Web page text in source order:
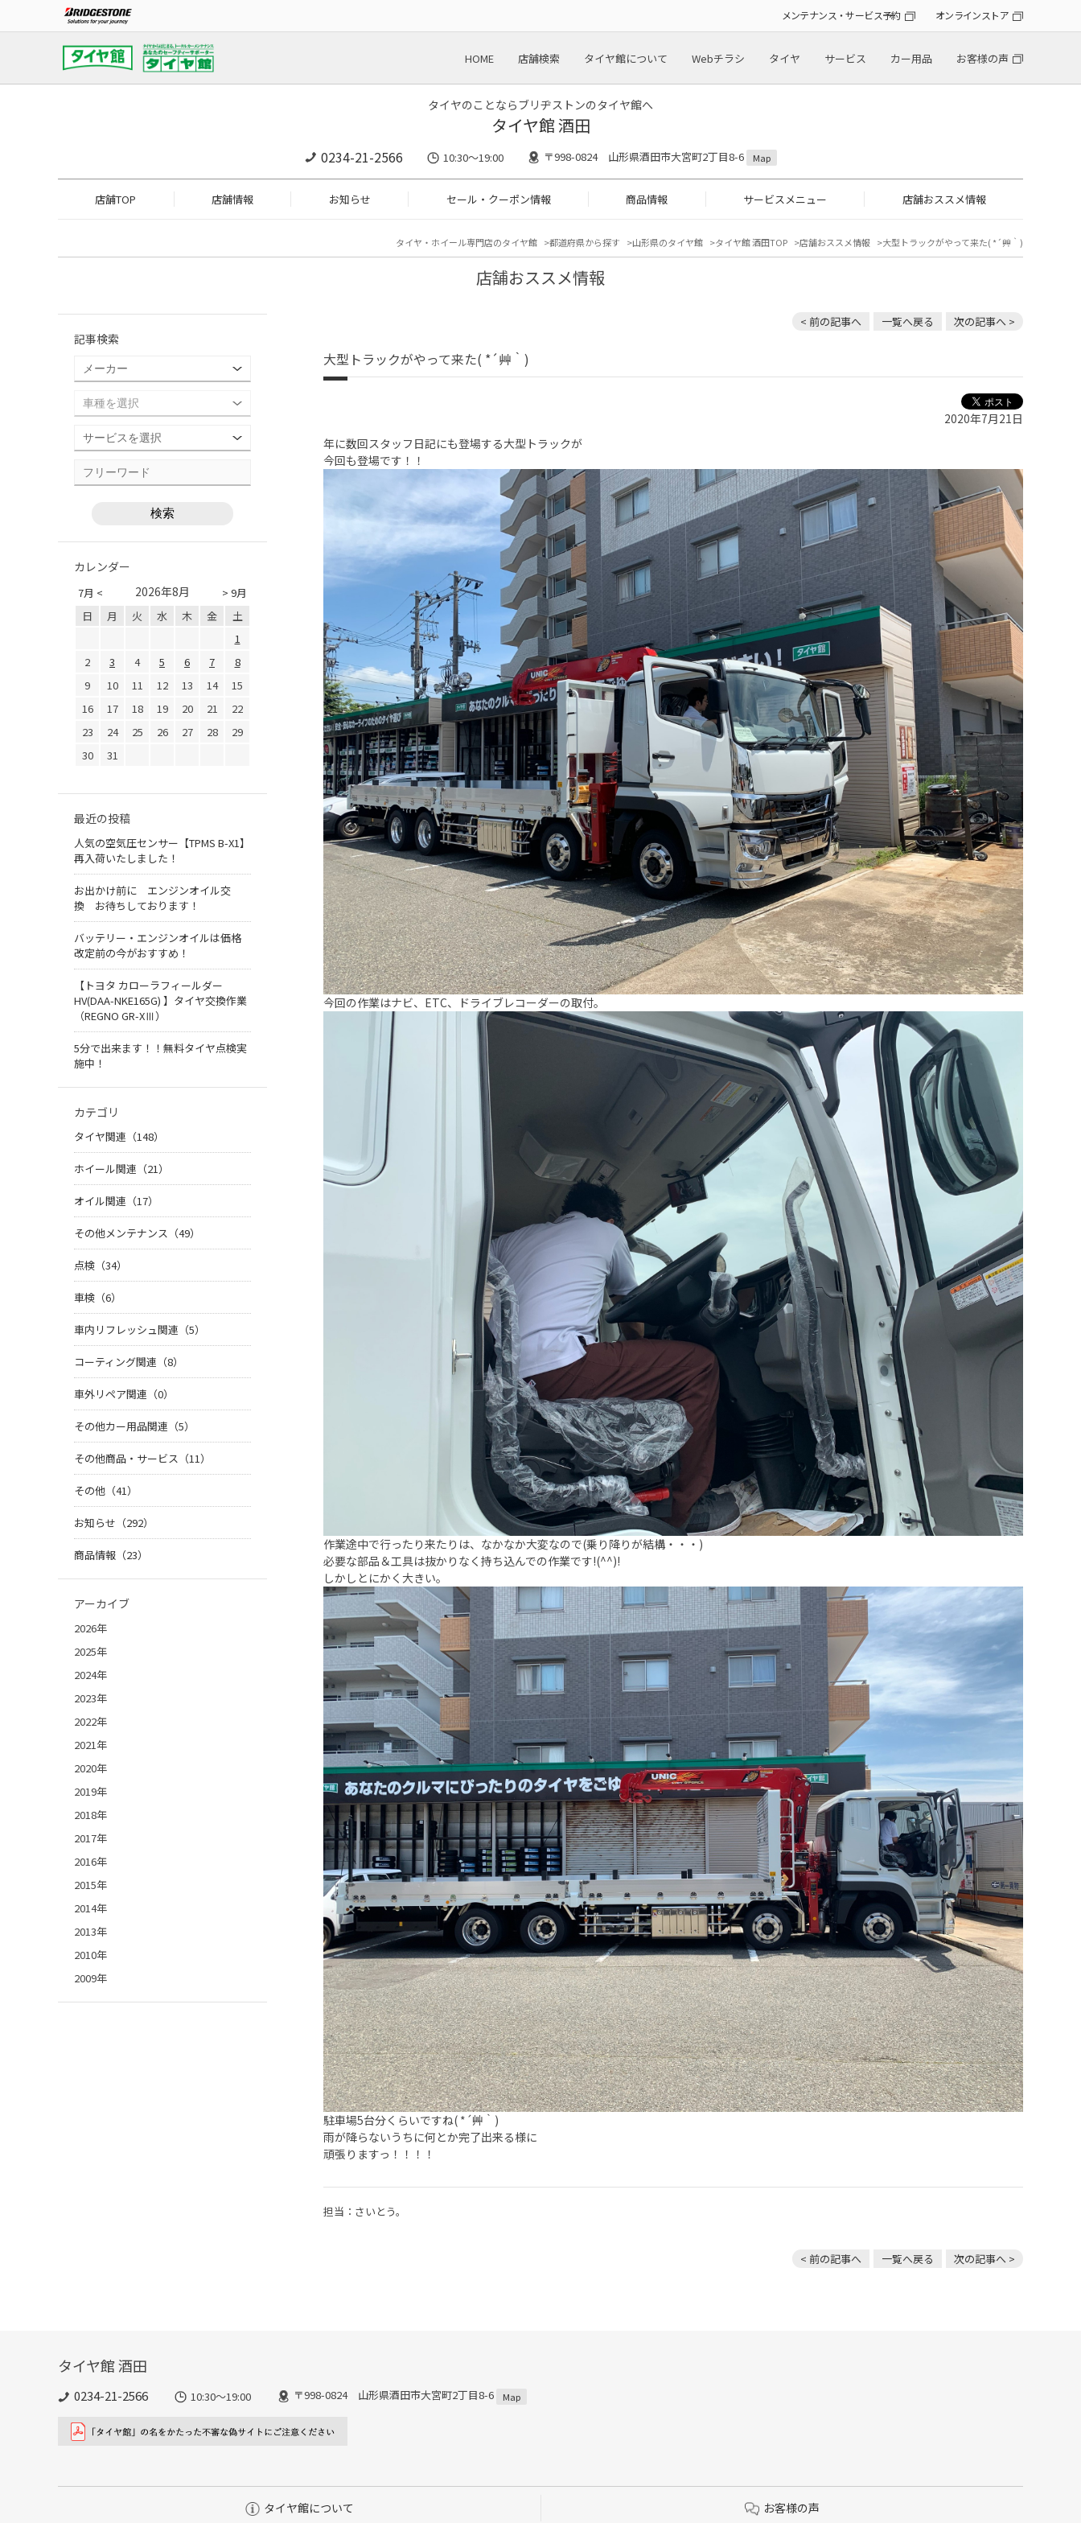
メンテナンス・サービス予約 オンラインストア
HOME 店舗検索 タイヤ館について Webチラシ タイヤ サービス カー用品 お客様の声
タイヤのことならブリヂストンのタイヤ館へ
タイヤ館 酒田
0234-21-2566 10:30～19:00 〒998-0824 山形県酒田市大宮町2丁目8-6 Map
店舗TOP 店舗情報 お知らせ セール・クーポン情報 商品情報 サービスメニュー 店舗おススメ情報
タイヤ・ホイール専門店のタイヤ館 都道府県から探す 山形県のタイヤ館 タイヤ館 酒田TOP 店舗おススメ情報 大型トラックがやって来た( *´艸｀)
店舗おススメ情報
< 前の記事へ 一覧へ戻る 次の記事へ >
大型トラックがやって来た( *´艸｀)
2020年7月21日
年に数回スタッフ日記にも登場する大型トラックが
今回も登場です！！
今回の作業はナビ、ETC、ドライブレコーダーの取付。
作業途中で行ったり来たりは、なかなか大変なので(乗り降りが結構・・・)
必要な部品＆工具は抜かりなく持ち込んでの作業です!(^^)!
しかしとにかく大きい。
駐車場5台分くらいですね( *´艸｀)
雨が降らないうちに何とか完了出来る様に
頑張りますっ！！！！
担当：さいとう。
< 前の記事へ 一覧へ戻る 次の記事へ >
記事検索
カレンダー
7月 < > 9月
2026年8月
日 月 火 水 木 金
土
1
2
3 4 5 6 7
8
9
10 11 12 13 14
15
16
17 18 19 20 21
22
23
24 25 26 27 28
29
30
31
最近の投稿
人気の空気圧センサー【TPMS B-X1】
再入荷いたしました！
お出かけ前に エンジンオイル交
換 お待ちしております！
バッテリー・エンジンオイルは価格
改定前の今がおすすめ！
【トヨタ カローラフィールダー
HV(DAA-NKE165G) 】タイヤ交換作業
（REGNO GR-XⅢ）
5分で出来ます！！無料タイヤ点検実
施中！
カテゴリ
タイヤ関連（148）
ホイール関連（21）
オイル関連（17）
その他メンテナンス（49）
点検（34）
車検（6）
車内リフレッシュ関連（5）
コーティング関連（8）
車外リペア関連（0）
その他カー用品関連（5）
その他商品・サービス（11）
その他（41）
お知らせ（292）
商品情報（23）
アーカイブ
2026年
2025年
2024年
2023年
2022年
2021年
2020年
2019年
2018年
2017年
2016年
2015年
2014年
2013年
2010年
2009年
タイヤ館 酒田
0234-21-2566 10:30～19:00 〒998-0824 山形県酒田市大宮町2丁目8-6 Map
タイヤ館について お客様の声